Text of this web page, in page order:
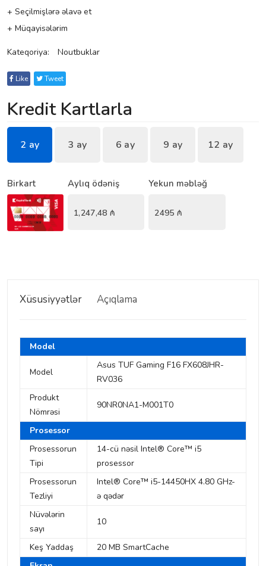
+ Seçilmişlərə əlavə et
+ Müqayisələrim
Kateqoriya: Noutbuklar
Like Tweet
Kredit Kartlarla
2 ay 3 ay 6 ay 9 ay 12 ay
Birkart Aylıq ödəniş
1,247,48 ₼
Yekun məbləğ
2495 ₼
Xüsusiyyətlər Açıqlama
Model
Model
Asus TUF Gaming F16 FX608JHR-
RV036
Produkt
Nömrəsi
90NR0NA1-M001T0
Prosessor
Prosessorun
Tipi
14-cü nəsil Intel® Core™ i5
prosessor
Prosessorun
Tezliyi
Intel® Core™ i5-14450HX 4.80 GHz-
ə qədər
Nüvələrin
sayı
10
Keş Yaddaş
20 MB SmartCache